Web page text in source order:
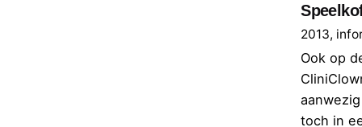
2013
Ook op
toch in